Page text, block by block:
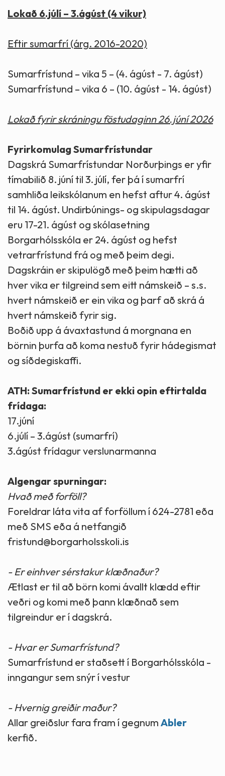
Lokað 6.júlí – 3.ágúst (4 vikur)
Eftir sumarfrí (árg. 2016-2020)
Sumarfrístund – vika 5 – (4. ágúst - 7. ágúst)
Sumarfrístund – vika 6 – (10. ágúst - 14. ágúst)
Lokað fyrir skráningu föstudaginn 26.júní 2026
Fyrirkomulag Sumarfrístundar
Dagskrá Sumarfrístundar Norðurþings er yfir
tímabilið 8. júní til 3. júlí, fer þá í sumarfrí
samhliða leikskólanum en hefst aftur 4. ágúst
til 14. ágúst. Undirbúnings- og skipulagsdagar
eru 17-21. ágúst og skólasetning
Borgarhólsskóla er 24. ágúst og hefst
vetrarfrístund frá og með þeim degi.
Dagskráin er skipulögð með þeim hætti að
hver vika er tilgreind sem eitt námskeið – s.s.
hvert námskeið er ein vika og þarf að skrá á
hvert námskeið fyrir sig.
Boðið upp á ávaxtastund á morgnana en
börnin þurfa að koma nestuð fyrir hádegismat
og síðdegiskaffi.
ATH: Sumarfrístund er ekki opin eftirtalda
frídaga:
17.júní
6.júlí – 3.ágúst (sumarfrí)
3.ágúst frídagur verslunarmanna
Algengar spurningar:
Hvað með forföll?
Foreldrar láta vita af forföllum í 624-2781 eða
með SMS eða á netfangið
fristund@borgarholsskoli.is
- Er einhver sérstakur klæðnaður?
Ætlast er til að börn komi ávallt klædd eftir
veðri og komi með þann klæðnað sem
tilgreindur er í dagskrá.
- Hvar er Sumarfrístund?
Sumarfrístund er staðsett í Borgarhólsskóla -
inngangur sem snýr í vestur
- Hvernig greiðir maður?
Allar greiðslur fara fram í gegnum Abler
kerfið.